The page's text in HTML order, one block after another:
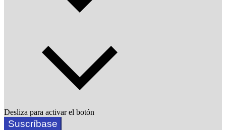
Desliza para activar el botón
Suscríbase